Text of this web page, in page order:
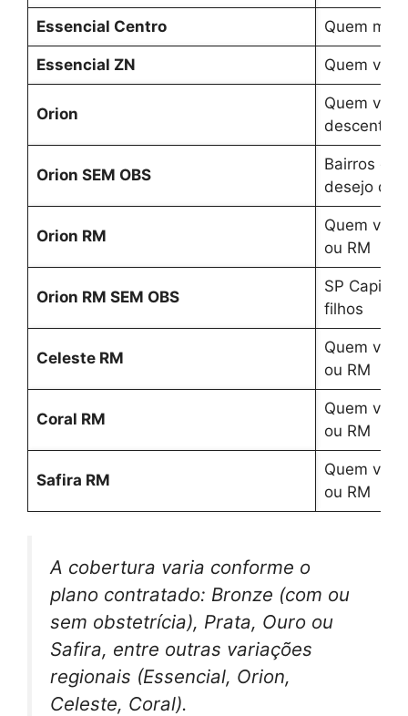
Essencial Centro Quem
Essencial ZN Quem vive
Orion
Quem vive
Orion SEM OBS
Bairros
desejo de
Orion RM
Quem
ou RM
Orion RM SEM OBS
SP
filhos
Celeste RM
Quem
ou RM
Coral RM
Quem
ou RM
Safira RM
Quem
ou RM
A cobertura varia conforme o
plano contratado: Bronze (com ou
sem obstetrícia), Prata, Ouro ou
Safira, entre outras variações
regionais (Essencial, Orion,
Celeste, Coral).